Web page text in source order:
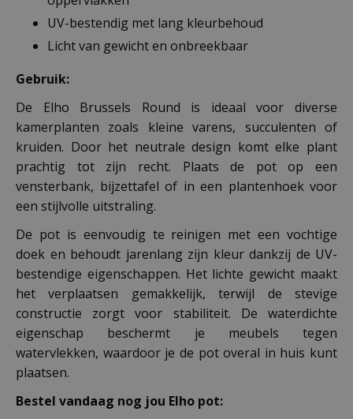
UV-bestendig met lang kleurbehoud
Licht van gewicht en onbreekbaar
Gebruik:
De Elho Brussels Round is ideaal voor diverse
kamerplanten zoals kleine varens, succulenten of
kruiden. Door het neutrale design komt elke plant
prachtig tot zijn recht. Plaats de pot op een
vensterbank, bijzettafel of in een plantenhoek voor
een stijlvolle uitstraling.
De pot is eenvoudig te reinigen met een vochtige
doek en behoudt jarenlang zijn kleur dankzij de UV-
bestendige eigenschappen. Het lichte gewicht maakt
het verplaatsen gemakkelijk, terwijl de stevige
constructie zorgt voor stabiliteit. De waterdichte
eigenschap beschermt je meubels tegen
watervlekken, waardoor je de pot overal in huis kunt
plaatsen.
Bestel vandaag nog jou Elho pot: